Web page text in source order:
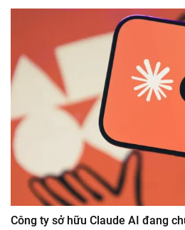
Công ty sở hữu Claude AI đang